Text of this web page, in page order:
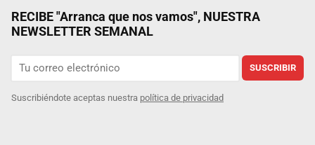
RECIBE "Arranca que nos vamos", NUESTRA
NEWSLETTER SEMANAL
SUSCRIBIR
Suscribiéndote aceptas nuestra política de privacidad